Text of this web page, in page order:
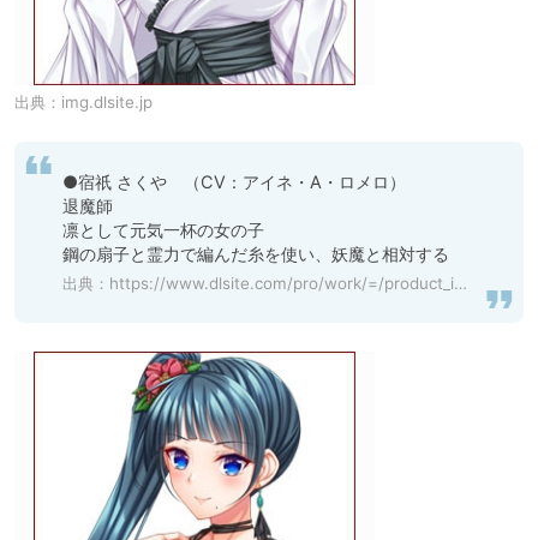
出典： img.dlsite.jp
●宿祇 さくや　（CV：アイネ・A・ロメロ）
退魔師
凛として元気一杯の女の子
鋼の扇子と霊力で編んだ糸を使い、妖魔と相対する
出典： https://www.dlsite.com/pro/work/=/product_id/VJ01002473.html